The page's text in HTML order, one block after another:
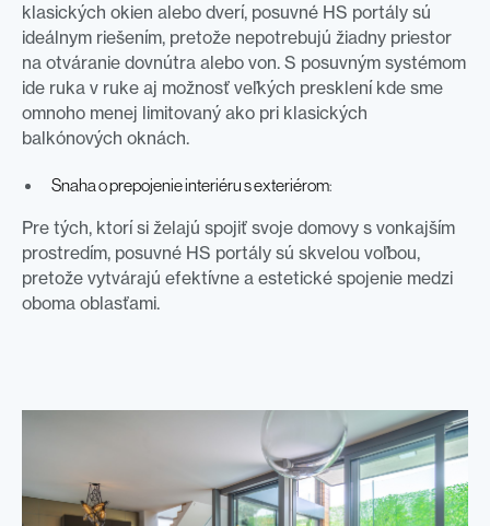
klasických okien alebo dverí, posuvné HS portály sú
ideálnym riešením, pretože nepotrebujú žiadny priestor
na otváranie dovnútra alebo von. S posuvným systémom
ide ruka v ruke aj možnosť veľkých presklení kde sme
omnoho menej limitovaný ako pri klasických
balkónových oknách.
Snaha o prepojenie interiéru s exteriérom:
Pre tých, ktorí si želajú spojiť svoje domovy s vonkajším
prostredím, posuvné HS portály sú skvelou voľbou,
pretože vytvárajú efektívne a estetické spojenie medzi
oboma oblasťami.